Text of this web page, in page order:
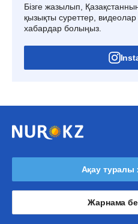
Бізге жазылып,
қызықты суреттер,
хабардар болыңыз.
Ақау туралы
Жарнама